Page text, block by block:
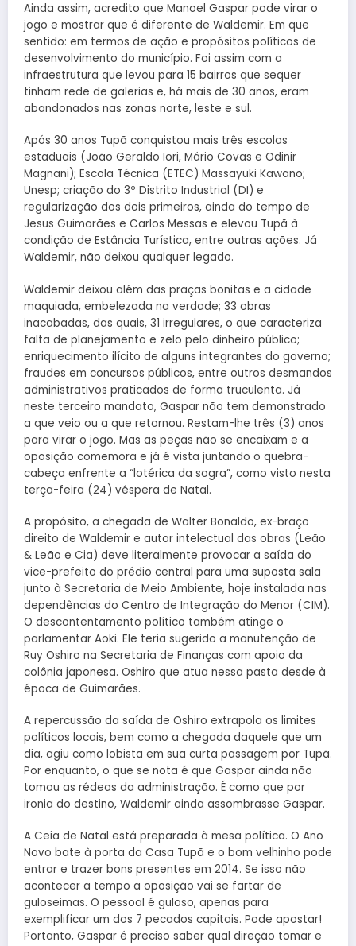
Ainda assim, acredito que Manoel Gaspar pode virar o
jogo e mostrar que é diferente de Waldemir. Em que
sentido: em termos de ação e propósitos políticos de
desenvolvimento do município. Foi assim com a
infraestrutura que levou para 15 bairros que sequer
tinham rede de galerias e, há mais de 30 anos, eram
abandonados nas zonas norte, leste e sul.
Após 30 anos Tupã conquistou mais três escolas
estaduais (João Geraldo Iori, Mário Covas e Odinir
Magnani); Escola Técnica (ETEC) Massayuki Kawano;
Unesp; criação do 3º Distrito Industrial (DI) e
regularização dos dois primeiros, ainda do tempo de
Jesus Guimarães e Carlos Messas e elevou Tupã à
condição de Estância Turística, entre outras ações. Já
Waldemir, não deixou qualquer legado.
Waldemir deixou além das praças bonitas e a cidade
maquiada, embelezada na verdade; 33 obras
inacabadas, das quais, 31 irregulares, o que caracteriza
falta de planejamento e zelo pelo dinheiro público;
enriquecimento ilícito de alguns integrantes do governo;
fraudes em concursos públicos, entre outros desmandos
administrativos praticados de forma truculenta. Já
neste terceiro mandato, Gaspar não tem demonstrado
a que veio ou a que retornou. Restam-lhe três (3) anos
para virar o jogo. Mas as peças não se encaixam e a
oposição comemora e já é vista juntando o quebra-
cabeça enfrente a “lotérica da sogra”, como visto nesta
terça-feira (24) véspera de Natal.
A propósito, a chegada de Walter Bonaldo, ex-braço
direito de Waldemir e autor intelectual das obras (Leão
& Leão e Cia) deve literalmente provocar a saída do
vice-prefeito do prédio central para uma suposta sala
junto à Secretaria de Meio Ambiente, hoje instalada nas
dependências do Centro de Integração do Menor (CIM).
O descontentamento político também atinge o
parlamentar Aoki. Ele teria sugerido a manutenção de
Ruy Oshiro na Secretaria de Finanças com apoio da
colônia japonesa. Oshiro que atua nessa pasta desde à
época de Guimarães.
A repercussão da saída de Oshiro extrapola os limites
políticos locais, bem como a chegada daquele que um
dia, agiu como lobista em sua curta passagem por Tupã.
Por enquanto, o que se nota é que Gaspar ainda não
tomou as rédeas da administração. É como que por
ironia do destino, Waldemir ainda assombrasse Gaspar.
A Ceia de Natal está preparada à mesa política. O Ano
Novo bate à porta da Casa Tupã e o bom velhinho pode
entrar e trazer bons presentes em 2014. Se isso não
acontecer a tempo a oposição vai se fartar de
guloseimas. O pessoal é guloso, apenas para
exemplificar um dos 7 pecados capitais. Pode apostar!
Portanto, Gaspar é preciso saber qual direção tomar e